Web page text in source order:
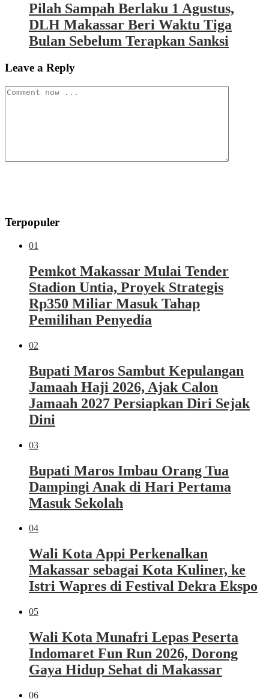
Pilah Sampah Berlaku 1 Agustus,
DLH Makassar Beri Waktu Tiga
Bulan Sebelum Terapkan Sanksi
Leave a Reply
Terpopuler
01
Pemkot Makassar Mulai Tender
Stadion Untia, Proyek Strategis
Rp350 Miliar Masuk Tahap
Pemilihan Penyedia
02
Bupati Maros Sambut Kepulangan
Jamaah Haji 2026, Ajak Calon
Jamaah 2027 Persiapkan Diri Sejak
Dini
03
Bupati Maros Imbau Orang Tua
Dampingi Anak di Hari Pertama
Masuk Sekolah
04
Wali Kota Appi Perkenalkan
Makassar sebagai Kota Kuliner, ke
Istri Wapres di Festival Dekra Ekspo
05
Wali Kota Munafri Lepas Peserta
Indomaret Fun Run 2026, Dorong
Gaya Hidup Sehat di Makassar
06